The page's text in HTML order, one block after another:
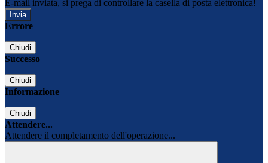
E-mail inviata, si prega di controllare la casella di posta elettronica!
Errore
Chiudi
Successo
Chiudi
Informazione
Chiudi
Attendere...
Attendere il completamento dell'operazione...